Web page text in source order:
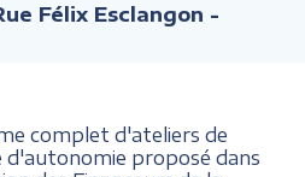
Félix Esclangon -
complet d'ateliers de
proposé dans